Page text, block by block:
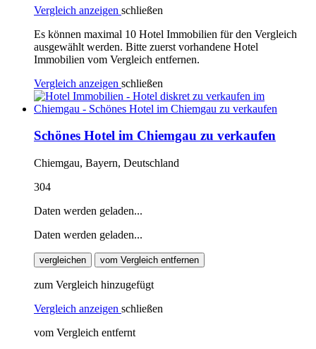
Vergleich anzeigen schließen
Es können maximal 10 Hotel Immobilien für den Vergleich
ausgewählt werden. Bitte zuerst vorhandene Hotel
Immobilien vom Vergleich entfernen.
Vergleich anzeigen schließen
Schönes Hotel im Chiemgau zu verkaufen
Chiemgau, Bayern, Deutschland
304
Daten werden geladen...
Daten werden geladen...
vergleichen vom Vergleich entfernen
zum Vergleich hinzugefügt
Vergleich anzeigen schließen
vom Vergleich entfernt